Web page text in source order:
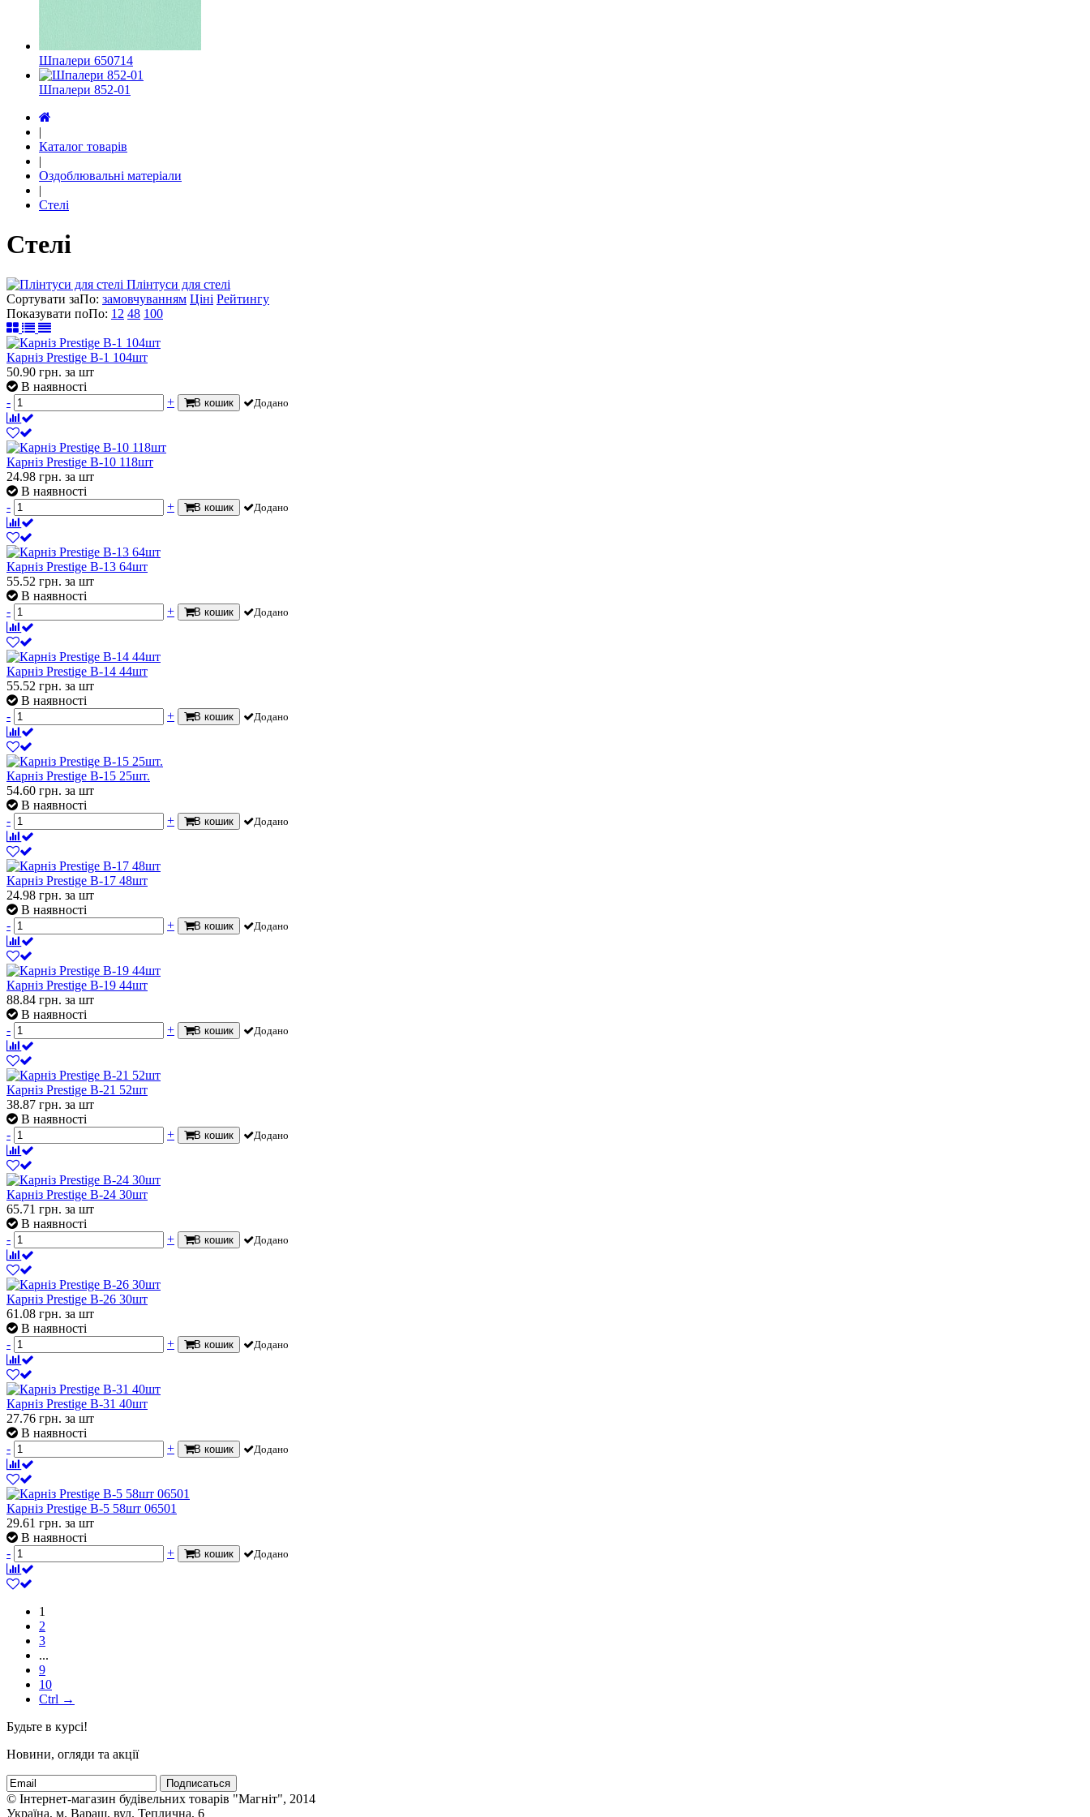
Шпалери 650714
Шпалери 852-01
|
Каталог товарів
|
Оздоблювальні матеріали
|
Стелі
Стелі
Плінтуси для стелі
Сортувати заПо: замовчуванням Ціні Рейтингу
Показувати поПо: 12 48 100
Карніз Prestige B-1 104шт
50.90 грн. за шт
В наявності
-
+ В кошик Додано
Карніз Prestige B-10 118шт
24.98 грн. за шт
В наявності
-
+ В кошик Додано
Карніз Prestige В-13 64шт
55.52 грн. за шт
В наявності
-
+ В кошик Додано
Карніз Prestige В-14 44шт
55.52 грн. за шт
В наявності
-
+ В кошик Додано
Карніз Prestige В-15 25шт.
54.60 грн. за шт
В наявності
-
+ В кошик Додано
Карніз Prestige В-17 48шт
24.98 грн. за шт
В наявності
-
+ В кошик Додано
Карніз Prestige В-19 44шт
88.84 грн. за шт
В наявності
-
+ В кошик Додано
Карніз Prestige В-21 52шт
38.87 грн. за шт
В наявності
-
+ В кошик Додано
Карніз Prestige В-24 30шт
65.71 грн. за шт
В наявності
-
+ В кошик Додано
Карніз Prestige В-26 30шт
61.08 грн. за шт
В наявності
-
+ В кошик Додано
Карніз Prestige В-31 40шт
27.76 грн. за шт
В наявності
-
+ В кошик Додано
Карніз Prestige В-5 58шт 06501
29.61 грн. за шт
В наявності
-
+ В кошик Додано
1
2
3
...
9
10
Ctrl →
Будьте в курсі!
Новини, огляди та акції
Подписаться
© Інтернет-магазин будівельних товарів "Магніт", 2014
Україна, м. Вараш, вул. Теплична, 6